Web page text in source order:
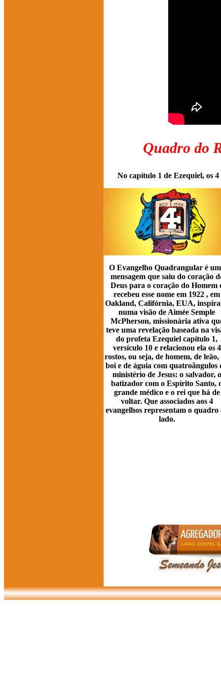
Quadro do
No capítulo 1 de Ezequiel, os
O Evangelho Quadrangular é
mensagem que saiu do coração
Deus para o coração do Homem
recebeu esse nome em 1922 , em
Oakland, Califórnia, EUA,
numa visão de Aimée Semple
McPherson, missionária ativa
teve uma revelação baseada na
do profeta Ezequiel capítulo 1,
versículo 10 e relacionou ela os 4
rostos, ou seja, de homem, de leão,
boi e de águia com quatroângulos
ministério de Jesus: o salvador, o
batizador com o Espírito Santo,
grande médico e o rei que há de
voltar. Que associados aos 4
evangelhos representam o quadro
lado.